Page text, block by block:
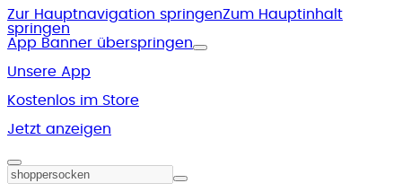
Zur Hauptnavigation springenZum Hauptinhalt
springen
App Banner überspringen
Unsere App
Kostenlos im Store
Jetzt anzeigen